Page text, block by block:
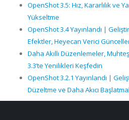
OpenShot 3.5: Hız, Kararlılık ve
Yükseltme
OpenShot 3.4 Yayınlandı |
Efektler, Heyecan Verici
Daha Akıllı Düzenlemeler,
3.3’te Yenilikleri Keşfedin
OpenShot 3.2.1 Yayınlandı |
Düzeltme ve Daha Akıcı